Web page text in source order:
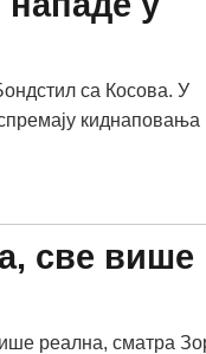
са Косова. У
киднаповања
све више
реална, сматра